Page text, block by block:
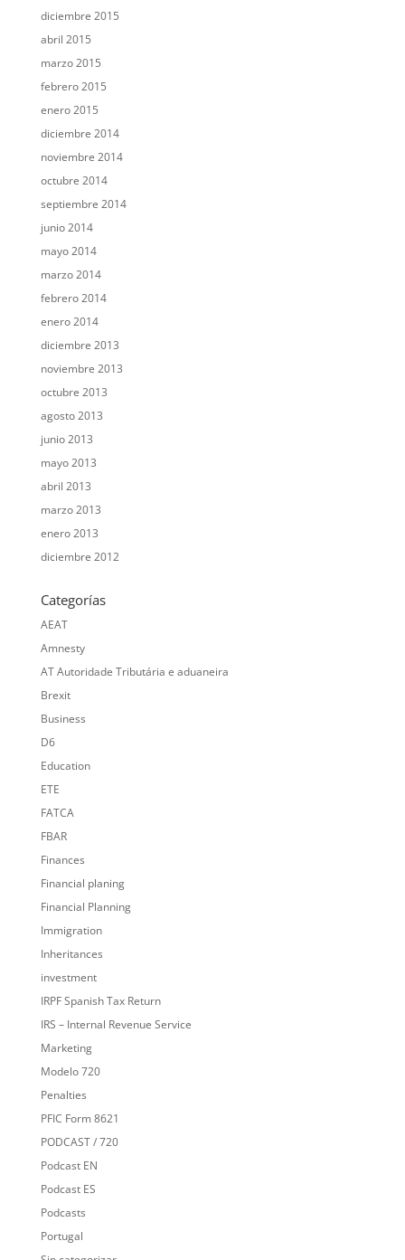
diciembre 2015
abril 2015
marzo 2015
febrero 2015
enero 2015
diciembre 2014
noviembre 2014
octubre 2014
septiembre 2014
junio 2014
mayo 2014
marzo 2014
febrero 2014
enero 2014
diciembre 2013
noviembre 2013
octubre 2013
agosto 2013
junio 2013
mayo 2013
abril 2013
marzo 2013
enero 2013
diciembre 2012
Categorías
AEAT
Amnesty
AT Autoridade Tributária e aduaneira
Brexit
Business
D6
Education
ETE
FATCA
FBAR
Finances
Financial planing
Financial Planning
Immigration
Inheritances
investment
IRPF Spanish Tax Return
IRS – Internal Revenue Service
Marketing
Modelo 720
Penalties
PFIC Form 8621
PODCAST / 720
Podcast EN
Podcast ES
Podcasts
Portugal